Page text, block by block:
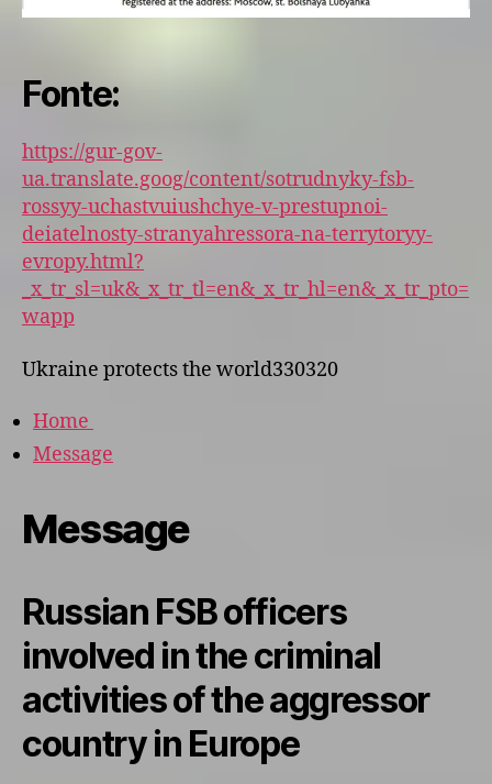
Fonte:
https://gur-gov-
ua.translate.goog/content/sotrudnyky-fsb-
rossyy-uchastvuiushchye-v-prestupnoi-
deiatelnosty-stranyahressora-na-terrytoryy-
evropy.html?
_x_tr_sl=uk&_x_tr_tl=en&_x_tr_hl=en&_x_tr_pto=
wapp
Ukraine protects the world330320
Home
Message
Message
Russian FSB officers
involved in the criminal
activities of the aggressor
country in Europe